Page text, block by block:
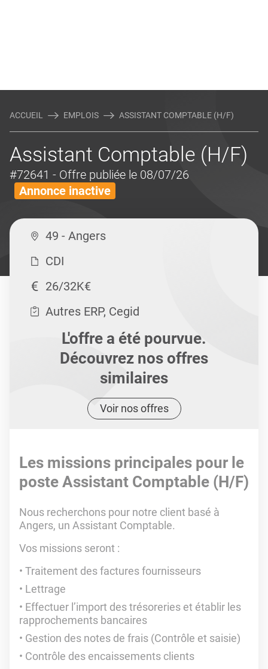
ACCUEIL EMPLOIS ASSISTANT COMPTABLE (H/F)
Assistant Comptable (H/F)
#72641 - Offre publiée le 08/07/26
Annonce inactive
49 - Angers
CDI
26/32K€
Autres ERP, Cegid
L'offre a été pourvue.
Découvrez nos offres
similaires
Voir nos offres
Les missions principales pour le
poste Assistant Comptable (H/F)
Nous recherchons pour notre client basé à
Angers, un Assistant Comptable.
Vos missions seront :
Traitement des factures fournisseurs
Lettrage
Effectuer l’import des trésoreries et établir les
rapprochements bancaires
Gestion des notes de frais (Contrôle et saisie)
Contrôle des encaissements clients